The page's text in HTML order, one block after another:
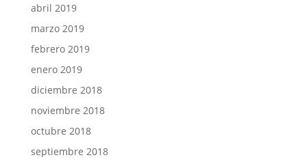
abril 2019
marzo 2019
febrero 2019
enero 2019
diciembre 2018
noviembre 2018
octubre 2018
septiembre 2018